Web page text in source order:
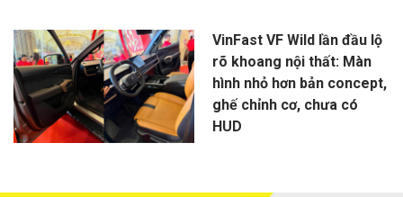
VinFast VF Wild lần đầu lộ
rõ khoang nội thất: Màn
hình nhỏ hơn bản concept,
ghế chỉnh cơ, chưa có
HUD